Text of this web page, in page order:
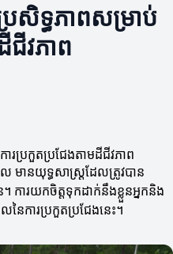
សិទ្ធភាពសម្រាប់
ជីវភាព
រប្រកួតប្រជែងតាមដីជីវភាព
មានយុទ្ធសាស្ត្រដែលត្រូវបាន
។ ការយកចិត្តទុកដាក់នឹងខ្លួនអ្នកនិង
នៃការប្រកួតប្រជែងនេះ។